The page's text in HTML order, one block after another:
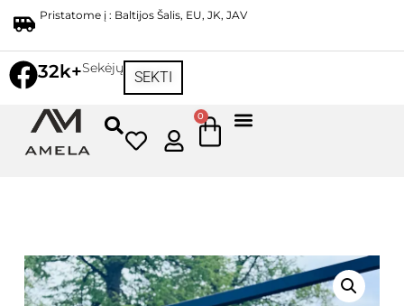
Pristatome į : Baltijos Šalis, EU, JK, JAV
32k+Sekėjų
SEKTI
0